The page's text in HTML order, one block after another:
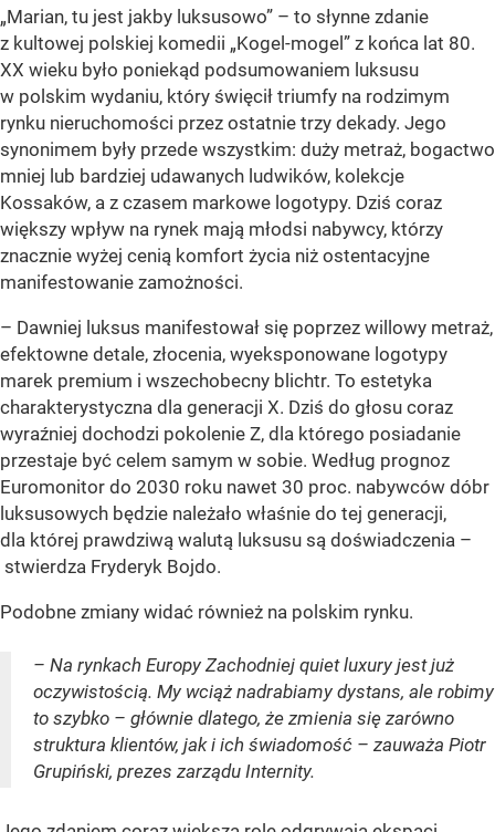
„Marian, tu jest jakby luksusowo” – to słynne zdanie
z kultowej polskiej komedii „Kogel-mogel” z końca lat 80.
XX wieku było poniekąd podsumowaniem luksusu
w polskim wydaniu, który święcił triumfy na rodzimym
rynku nieruchomości przez ostatnie trzy dekady. Jego
synonimem były przede wszystkim: duży metraż, bogactwo
mniej lub bardziej udawanych ludwików, kolekcje
Kossaków, a z czasem markowe logotypy. Dziś coraz
większy wpływ na rynek mają młodsi nabywcy, którzy
znacznie wyżej cenią komfort życia niż ostentacyjne
manifestowanie zamożności.
– Dawniej luksus manifestował się poprzez willowy metraż,
efektowne detale, złocenia, wyeksponowane logotypy
marek premium i wszechobecny blichtr. To estetyka
charakterystyczna dla generacji X. Dziś do głosu coraz
wyraźniej dochodzi pokolenie Z, dla którego posiadanie
przestaje być celem samym w sobie. Według prognoz
Euromonitor do 2030 roku nawet 30 proc. nabywców dóbr
luksusowych będzie należało właśnie do tej generacji,
dla której prawdziwą walutą luksusu są doświadczenia –
stwierdza Fryderyk Bojdo.
Podobne zmiany widać również na polskim rynku.
– Na rynkach Europy Zachodniej quiet luxury jest już
oczywistością. My wciąż nadrabiamy dystans, ale robimy
to szybko – głównie dlatego, że zmienia się zarówno
struktura klientów, jak i ich świadomość – zauważa Piotr
Grupiński, prezes zarządu Internity.